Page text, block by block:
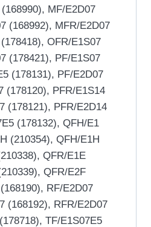
MF/E2D07
(168992), MFR/E2D07
OFR/E1S07
(178421), PF/E1S07
(178131), PF/E2D07
(178120), PFR/E1S14
(178121), PFR/E2D14
(178132), QFH/E1
(210354), QFH/E1H
QFR/E1E
QFR/E2F
RF/E2D07
(168192), RFR/E2D07
TF/E1S07E5